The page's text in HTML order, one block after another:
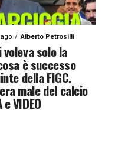
Alberto Petrosilli
solo la
è successo
della FIGC.
male del calcio
VIDEO